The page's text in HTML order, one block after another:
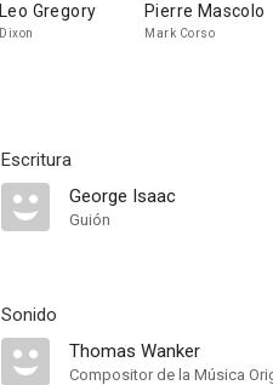
Leo Gregory
Dixon
Pierre Mascolo
Mark Corso
Escritura
George Isaac
Guión
Sonido
Thomas Wanker
Compositor de la Música